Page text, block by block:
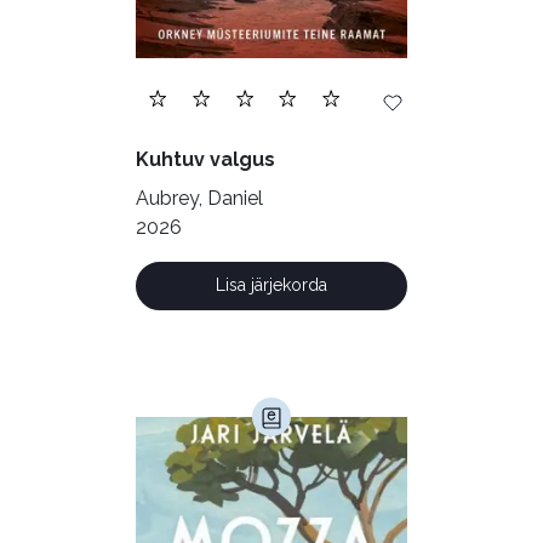
Ilukirjandus (4255)
Krimi ja põnevik (1286)
Kultuur ja teadus (45)
Kunst ja looming (86)
Laste- ja noortekirjandus (581)
Loodusteadus (32)
Maamajandus (24)
Majandus (34)
Perioodika (15)
Kuhtuv valgus
Aubrey, Daniel
2026
Lisa järjekorda